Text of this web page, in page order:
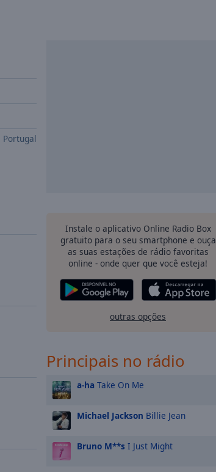
Portugal
Instale o aplicativo Online Radio Box
gratuito para o seu smartphone e ouça
as suas estações de rádio favoritas
online - onde quer que você esteja!
outras opções
Principais no rádio
a-ha Take On Me
Michael Jackson Billie Jean
Bruno M**s I Just Might